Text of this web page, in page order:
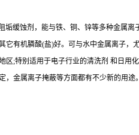
垢缓蚀剂，能与铁、铜、锌等多种金属
它有机膦酸(盐)好。可与水中金属离子
区;特别适用于电子行业的清洗剂 和日用
，金属离子掩蔽等方面都有不少新的用途